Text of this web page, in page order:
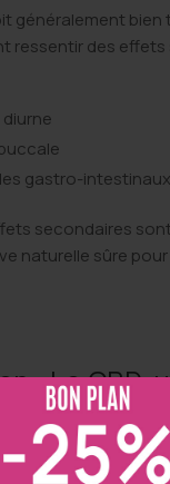
généralement bien
ressentir des
gastro-intestinaux
secondaires
naturelle sûre
: Le CBD,
naturelle